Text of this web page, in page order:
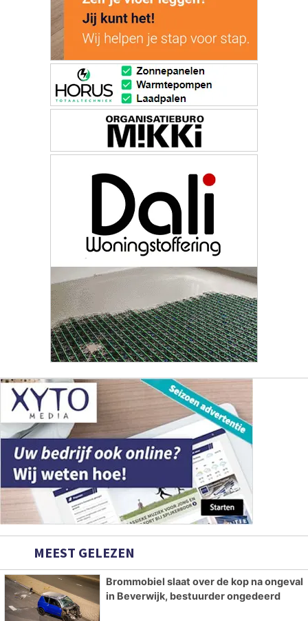
MEEST GELEZEN
Brommobiel slaat over de kop na ongeval
in Beverwijk, bestuurder ongedeerd